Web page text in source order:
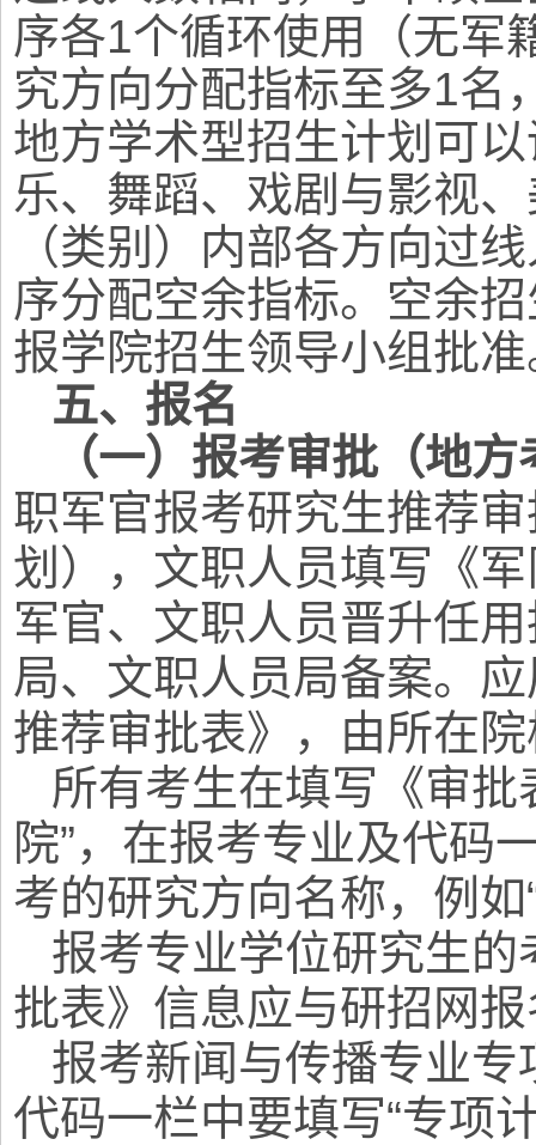
序各1个循环使用（无军
究方向分配指标至多1名
地方学术型招生计划可
乐、舞蹈、戏剧与影视
（类别）内部各方向过
序分配空余指标。空余
报学院招生领导小组批
五、报名
（一）报考审批 （地
职军官报考研究生推荐
划），文职人员填写《
军官、文职人员晋升任
局、文职人员局备案。
推荐审批表》，由所在
所有考生在填写《审
院”，在报考专业及代码
考的研究方向名称，例
报考专业学位研究生
批表》信息应与研招网
报考新闻与传播专业
代码一栏中要填写“专项